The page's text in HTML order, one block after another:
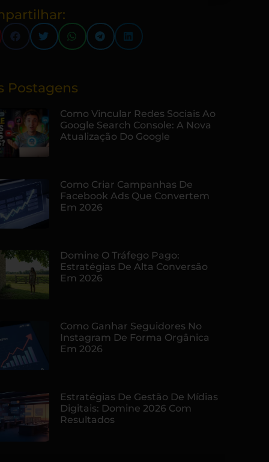
Postagens
Como Vincular Redes Sociais Ao
Google Search Console: A Nova
Atualização Do Google
Como Criar Campanhas De
Facebook Ads Que Convertem
Em 2026
Domine O Tráfego Pago:
Estratégias De Alta Conversão
Em 2026
Como Ganhar Seguidores No
Instagram De Forma Orgânica
Em 2026
Estratégias De Gestão De Mídias
Digitais: Domine 2026 Com
Resultados